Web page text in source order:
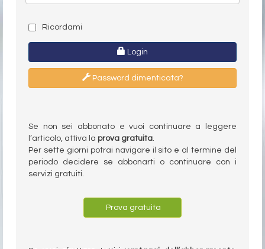
Ricordami
Login
Password dimenticata?
Se non sei abbonato e vuoi continuare a leggere
l’articolo, attiva la prova gratuita.
Per sette giorni potrai navigare il sito e al termine del
periodo decidere se abbonarti o continuare con i
servizi gratuiti.
Prova gratuita